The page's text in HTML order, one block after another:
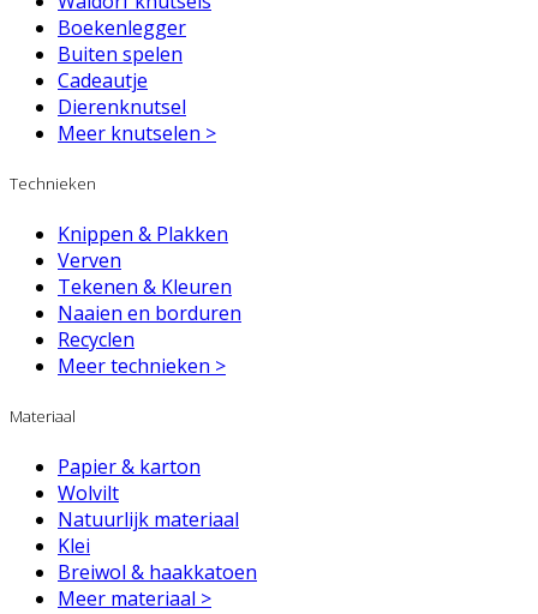
Boekenlegger
Buiten spelen
Cadeautje
Dierenknutsel
Meer knutselen >
Technieken
Knippen & Plakken
Verven
Tekenen & Kleuren
Naaien en borduren
Recyclen
Meer technieken >
Materiaal
Papier & karton
Wolvilt
Natuurlijk materiaal
Klei
Breiwol & haakkatoen
Meer materiaal >